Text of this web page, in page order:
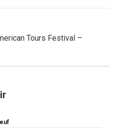
Tours Festival –